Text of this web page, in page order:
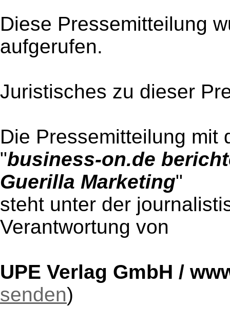
Diese Pressemitteilung
aufgerufen.
Juristisches zu dieser
Die Pressemitteilung mit
"business-on.de
Guerilla Marketing"
steht unter der
Verantwortung von
UPE Verlag GmbH /
senden)